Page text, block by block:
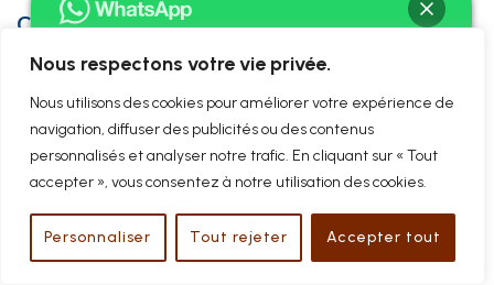
Nous respectons votre vie privée.
Nous utilisons des cookies pour améliorer votre expérience de
navigation, diffuser des publicités ou des contenus
personnalisés et analyser notre trafic. En cliquant sur « Tout
accepter », vous consentez à notre utilisation des cookies.
Personnaliser Tout rejeter Accepter tout
COMPÉTENCES
Création de sociétés
Pactes d’actionnaires et
d’associés
Acquisition ou cession de titres
(actions, parts sociales)
Bonjour ! Je suis Me David BAC
Comment puis-je vous aider ?
Chat ouvert